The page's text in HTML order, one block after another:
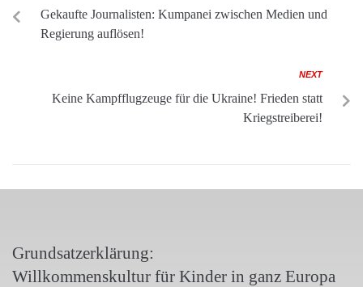
Gekaufte Journalisten: Kumpanei zwischen Medien und
Regierung auflösen!
NEXT
Keine Kampfflugzeuge für die Ukraine! Frieden statt
Kriegstreiberei!
Grundsatzerklärung:
Willkommenskultur für Kinder in ganz Europa